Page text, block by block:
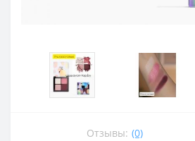
Отзывы: (0)